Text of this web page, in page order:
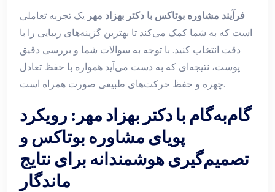
فرآیند مشاوره بوتاکس با دکتر بهزاد مهر یک تجربه تعاملی
است که به شما کمک می‌کند تا بهترین گزینه‌های زیبایی را با
دقت انتخاب کنید. با توجه به سوالات شما و بررسی دقیق
پوست، نتیجه‌ای که به دست می‌آید همواره با حفظ تعادل
چهره و حفظ حرکت‌های طبیعی صورت همراه است.
گام‌به‌گام با دکتر بهزاد مهر: رویکرد
پویای مشاوره بوتاکس و
تصمیم‌گیری هوشمندانه برای نتایج
ماندگار